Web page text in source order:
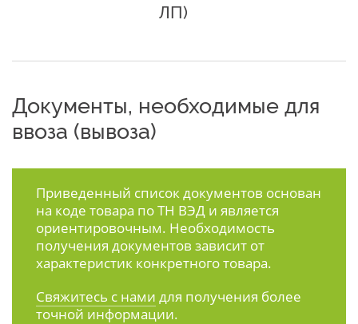
ЛП)
Документы, необходимые для
ввоза (вывоза)
Приведенный список документов основан
на коде товара по ТН ВЭД и является
ориентировочным. Необходимость
получения документов зависит от
характеристик конкретного товара.
Свяжитесь с нами для получения более
точной информации.